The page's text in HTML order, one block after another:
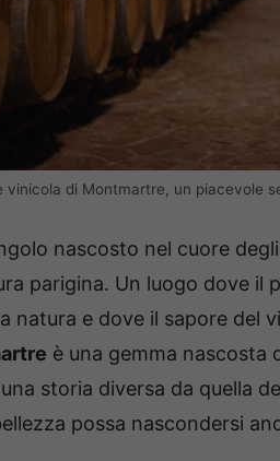
vinicola di Montmartre, un piacevole
nascosto nel cuore
parigina. Un luogo dove il
natura e dove il sapore del
è una gemma nascosta
storia diversa da quella
possa nascondersi